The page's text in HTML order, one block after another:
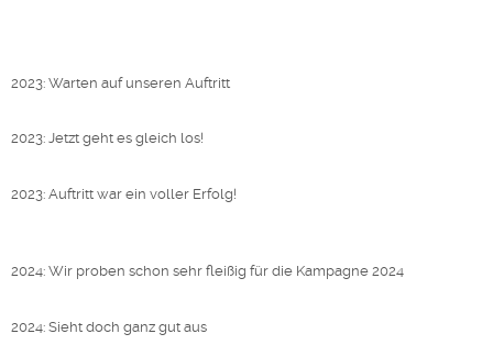
2023: Warten auf unseren Auftritt
2023: Jetzt geht es gleich los!
2023: Auftritt war ein voller Erfolg!
2024: Wir proben schon sehr fleißig für die Kampagne 2024
2024: Sieht doch ganz gut aus